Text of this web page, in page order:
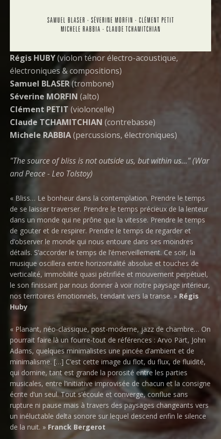
Régis HUBY(violon ténor électro-acoustique,
électroniques & compositions)
Samuel BLASER(trombone)
Séverine MORFIN (alto)
Clément PETIT (violoncelle)
Claude TCHAMITCHIAN (contrebasse)
Michele RABBIA(percussions, électroniques)
"The source of bliss is not outside us, but within us..." (War
and Peace - Leo Tolstoy)
« Bliss… Le bonheur dans la contemplation. Prendre le temps
de se laisser traverser. Prendre le temps précieux de la lenteur
dans un monde qui ne prône que la vitesse. Prendre le temps
de gouter et de respirer. Prendre le temps de regarder et
d’observer le monde qui nous entoure dans ses moindres
détails. S’accorder le temps de l’émerveillement. Ce soir, la
musique oscillera entre horizontalité absolue et touches de
verticalité, immobilité quasi pétrifiée et mouvement perpétuel,
le son finissant par nous donner à voir notre paysage intérieur,
nos territoires émotionnels, tendant vers la transe. » Régis
Huby
« Planant, néo-classique, post-moderne, jazz de chambre… On
pourrait faire là un fourre-tout de références : Arvo Pärt, John
Adams, quelques minimalistes une pincée d’ambient et de
minimalisme. […] C’est cette image du flot, du flux, de fluidité,
qui domine, tant est grande la porosité entre les parties
musicales, entre l’initiative improvisée de chacun et la consigne
écrite d’un seul. Tout s’écoule et converge, conflue sans
rupture ni pause mais à travers des paysages changeants vers
un inéluctable delta sonore sur lequel descend enfin le silence
de la nuit. » Franck Bergerot